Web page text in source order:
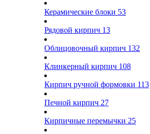
Керамические блоки 53
Рядовой кирпич 13
Облицовочный кирпич 132
Клинкерный кирпич 108
Кирпич ручной формовки 113
Печной кирпич 27
Кирпичные перемычки 25